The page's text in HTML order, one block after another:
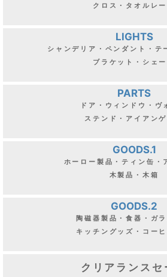
クロス・タオルレ
LIGHTS
シャンデリア・ペンダント・テ
ブラケット・シェー
PARTS
ドア・ウィンドウ・ヴ
ステンド・アイアンゲ
GOODS.1
ホーロー製品・ティン缶・
木製品・木箱
GOODS.2
陶磁器製品・食器・ガ
キッチングッズ・コー
クリアランスセ